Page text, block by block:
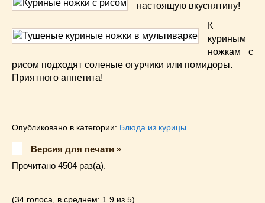
настоящую вкуснятину!
К
куриным
ножкам с
рисом подходят соленые огурчики или помидоры.
Приятного аппетита!
Опубликовано в категории: Блюда из курицы
Версия для печати »
Прочитано 4504 раз(a).
(34 голоса, в среднем: 1.9 из 5)